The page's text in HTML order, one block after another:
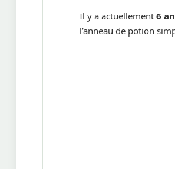
Il y a actuellement6
l’anneau de potion